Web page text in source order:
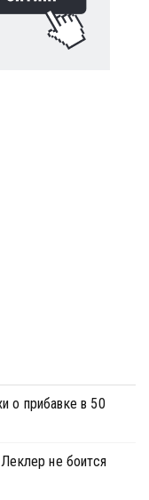
о прибавке в 50
не боится